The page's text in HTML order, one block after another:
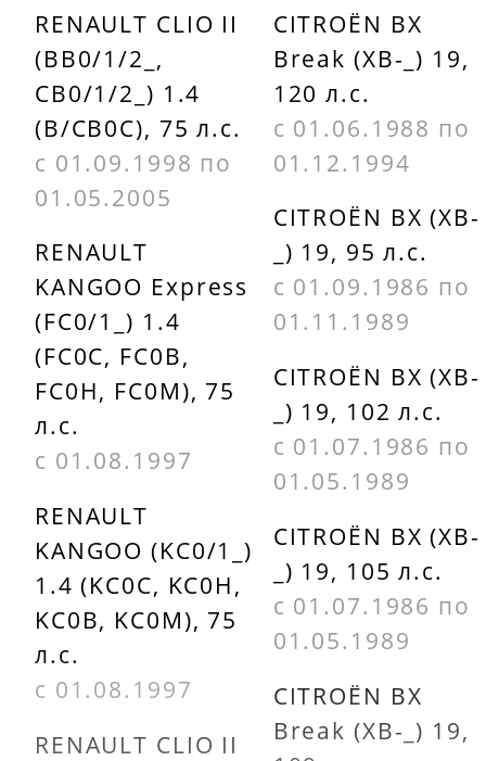
RENAULT CLIO II
(BB0/1/2_,
CB0/1/2_) 1.4
(B/CB0C), 75 л.с.
с 01.09.1998 по
01.05.2005
RENAULT
KANGOO Express
(FC0/1_) 1.4
(FC0C, FC0B,
FC0H, FC0M), 75
л.с.
с 01.08.1997
RENAULT
KANGOO (KC0/1_)
1.4 (KC0C, KC0H,
KC0B, KC0M), 75
л.с.
с 01.08.1997
RENAULT CLIO II
CITROËN BX
Break (XB-_) 19,
120 л.с.
с 01.06.1988 по
01.12.1994
CITROËN BX (XB-
_) 19, 95 л.с.
с 01.09.1986 по
01.11.1989
CITROËN BX (XB-
_) 19, 102 л.с.
с 01.07.1986 по
01.05.1989
CITROËN BX (XB-
_) 19, 105 л.с.
с 01.07.1986 по
01.05.1989
CITROËN BX
Break (XB-_) 19,